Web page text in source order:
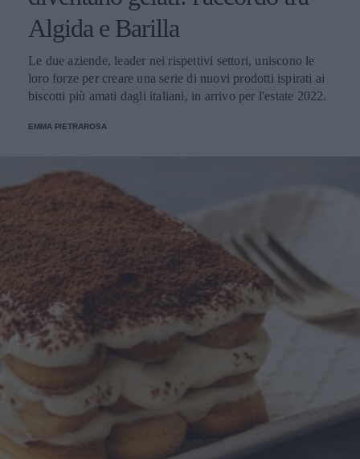
Algida e Barilla
Le due aziende, leader nei rispettivi settori, uniscono le
loro forze per creare una serie di nuovi prodotti ispirati ai
biscotti più amati dagli italiani, in arrivo per l'estate 2022.
EMMA PIETRAROSA